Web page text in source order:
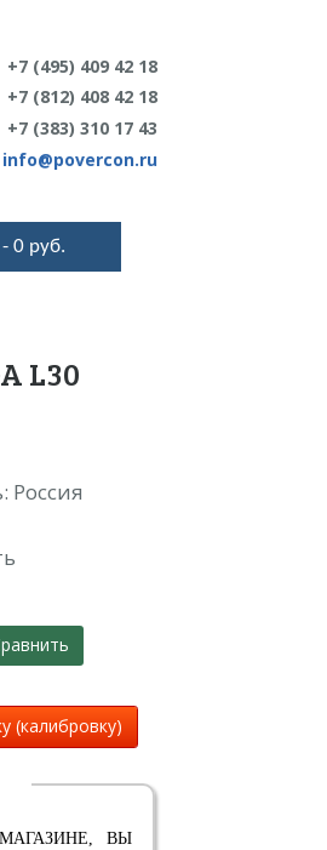
+7 (495) 409 42 18
+7 (812) 408 42 18
+7 (383) 310 17 43
info@povercon.ru
0 руб.
L30
Россия
(калибровку)
ВЫ